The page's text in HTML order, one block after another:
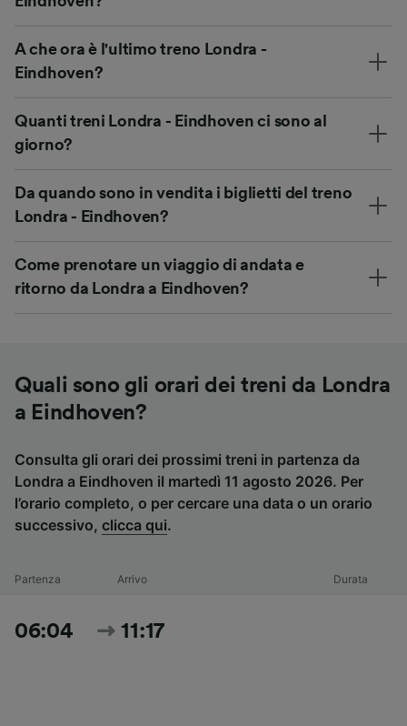
A che ora è l'ultimo treno Londra -
Eindhoven?
Quanti treni Londra - Eindhoven ci sono al
giorno?
Da quando sono in vendita i biglietti del treno
Londra - Eindhoven?
Come prenotare un viaggio di andata e
ritorno da Londra a Eindhoven?
Quali sono gli orari dei treni da Londra
a Eindhoven?
Consulta gli orari dei prossimi treni in partenza da
Londra a Eindhoven il martedì 11 agosto 2026. Per
l’orario completo, o per cercare una data o un orario
successivo, clicca qui.
Partenza Arrivo Durata
06:04 11:17